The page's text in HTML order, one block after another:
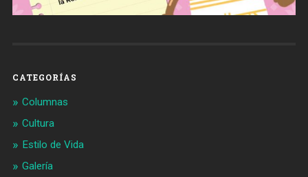
CATEGORÍAS
Columnas
Cultura
Estilo de Vida
Galería